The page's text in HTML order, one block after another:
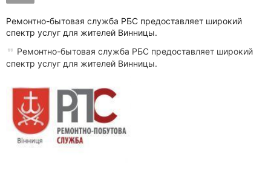
Ремонтно-бытовая служба РБС предоставляет широкий
спектр услуг для жителей Винницы.
Ремонтно-бытовая служба РБС предоставляет широкий
спектр услуг для жителей Винницы.